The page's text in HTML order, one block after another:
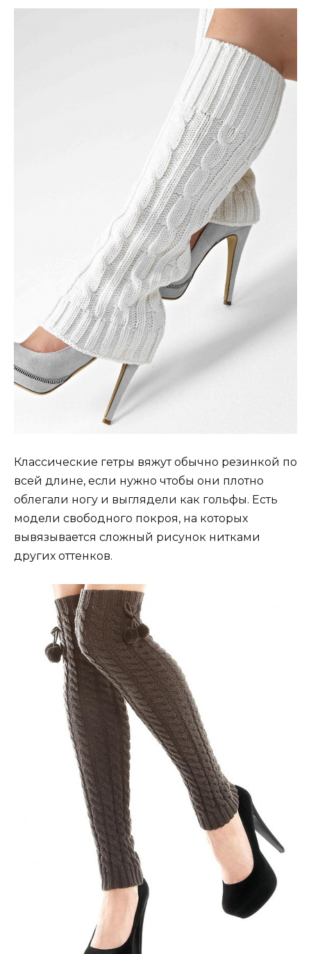
Классические гетры вяжут обычно резинкой по
всей длине, если нужно чтобы они плотно
облегали ногу и выглядели как гольфы. Есть
модели свободного покроя, на которых
вывязывается сложный рисунок нитками
других оттенков.